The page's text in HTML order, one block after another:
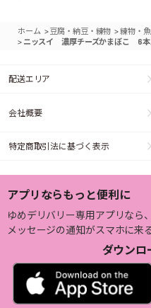
ホーム >豆腐・納豆・練物 >練物・
> ニッスイ 濃厚チーズかまぼこ 6本
配送エリア
会社概要
特定商取引法に基づく表示
アプリならもっと便利に
ゆめデリバリー専用アプリなら、
メッセージの通知がスマホに来
ダウンロ